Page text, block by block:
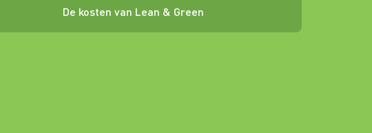
De kosten van Lean & Green